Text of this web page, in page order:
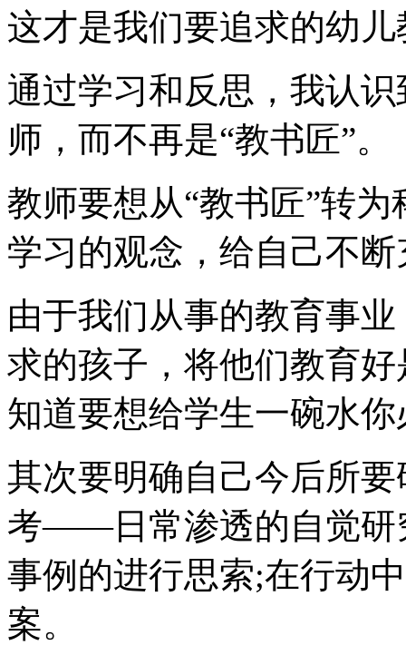
这才是我们要追求的幼
通过学习和反思，我认
师，而不再是“教书匠”。
教师要想从“教书匠”转
学习的观念，给自己不
由于我们从事的教育事
求的孩子，将他们教育
知道要想给学生一碗水
其次要明确自己今后所
考——日常渗透的自觉
事例的进行思索;在行动
案。